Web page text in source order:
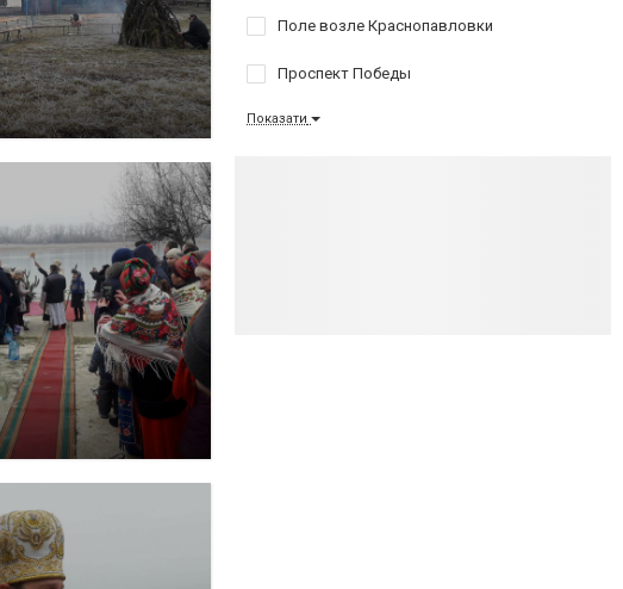
Поле возле Краснопавловки
Проспект Победы
Показати